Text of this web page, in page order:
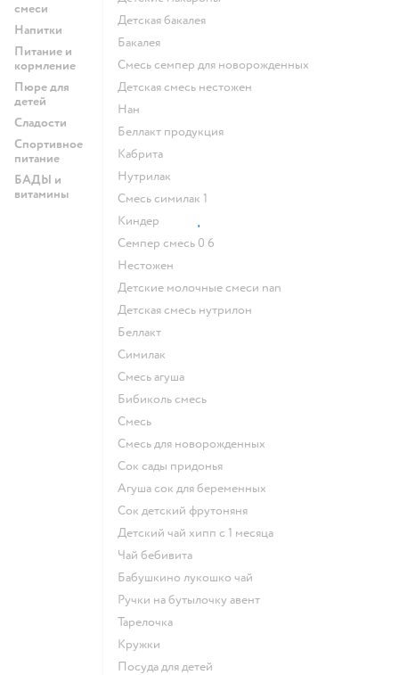
смеси
Напитки
Питание и
кормление
Пюре для
детей
Сладости
Спортивное
питание
БАДЫ и
витамины
детская бакалея
бакалея
смесь семпер для новорожденных
детская смесь нестожен
нан
беллакт продукция
кабрита
нутрилак
смесь симилак 1
киндер
семпер смесь 0 6
нестожен
Детские молочные смеси nan
детская смесь нутрилон
беллакт
симилак
смесь агуша
бибиколь смесь
смесь
смесь для новорожденных
сок сады придонья
агуша сок для беременных
сок детский фрутоняня
детский чай хипп с 1 месяца
чай бебивита
бабушкино лукошко чай
ручки на бутылочку авент
тарелочка
кружки
посуда для детей